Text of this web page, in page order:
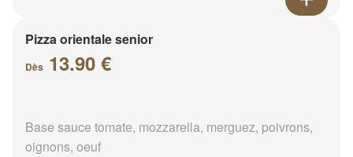
Pizza orientale senior
Dès 13.90 €
Base sauce tomate, mozzarella, merguez, poivrons,
oignons, oeuf